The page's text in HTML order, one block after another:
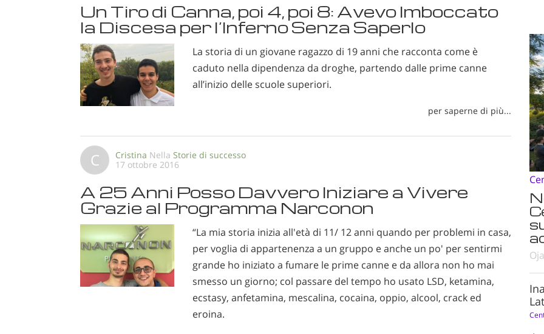
Un Tiro di Canna, poi 4, poi 8: Avevo Imboccato
la Discesa per l’Inferno Senza Saperlo
La storia di un giovane ragazzo di 19 anni che racconta come è
caduto nella dipendenza da droghe, partendo dalle prime canne
all’inizio delle scuole superiori.
per saperne di più...
C Cristina Nella Storie di successo
17 ottobre 2016
A 25 Anni Posso Davvero Iniziare a Vivere
Grazie al Programma Narconon
“La mia storia inizia all'età di 11/ 12 anni quando per problemi in casa,
per voglia di appartenenza a un gruppo e anche un po' per sentirmi
grande ho iniziato a fumare le prime canne e da allora non ho mai
smesso un giorno; col passare del tempo ho usato LSD, ketamina,
ecstasy, anfetamina, mescalina, cocaina, oppio, alcool, crack ed
eroina.